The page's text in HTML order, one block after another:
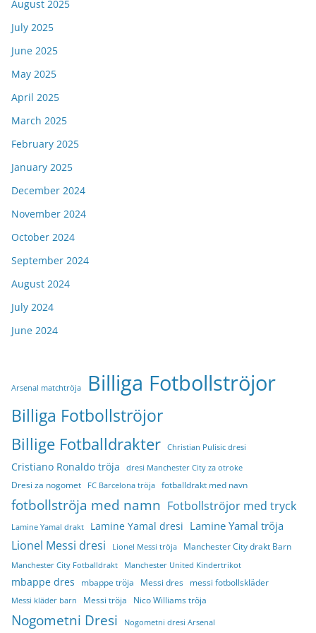
August 2025
July 2025
June 2025
May 2025
April 2025
March 2025
February 2025
January 2025
December 2024
November 2024
October 2024
September 2024
August 2024
July 2024
June 2024
Arsenal matchtröja Billiga Fotbollströjor
Billiga Fotbollströjor
Billige Fotballdrakter Christian Pulisic dresi
Cristiano Ronaldo tröja dresi Manchester City za otroke
Dresi za nogomet FC Barcelona tröja fotballdrakt med navn
fotbollströja med namn Fotbollströjor med tryck
Lamine Yamal drakt Lamine Yamal dresi Lamine Yamal tröja
Lionel Messi dresi Lionel Messi tröja Manchester City drakt Barn
Manchester City Fotballdrakt Manchester United Kindertrikot
mbappe dres mbappe tröja Messi dres messi fotbollskläder
Messi kläder barn Messi tröja Nico Williams tröja
Nogometni Dresi Nogometni dresi Arsenal